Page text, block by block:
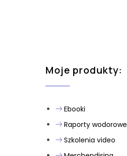
Moje produkty:
Ebooki
Raporty wodorowe
Szkolenia video